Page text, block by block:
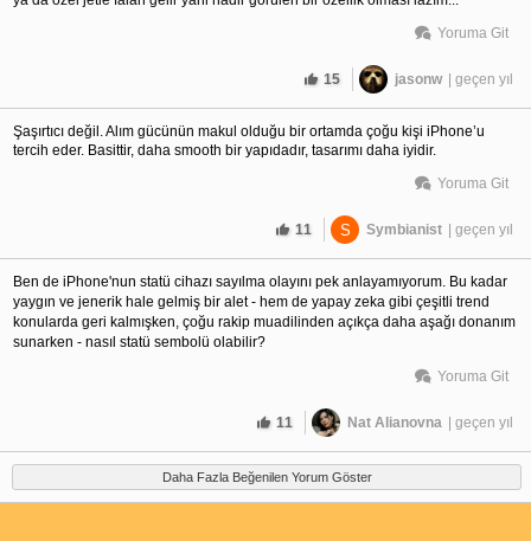
Yoruma Git
15 jasonw | geçen yıl
Şaşırtıcı değil. Alım gücünün makul olduğu bir ortamda çoğu kişi iPhone’u
tercih eder. Basittir, daha smooth bir yapıdadır, tasarımı daha iyidir.
Yoruma Git
11 S Symbianist | geçen yıl
Ben de iPhone'nun statü cihazı sayılma olayını pek anlayamıyorum. Bu kadar
yaygın ve jenerik hale gelmiş bir alet - hem de yapay zeka gibi çeşitli trend
konularda geri kalmışken, çoğu rakip muadilinden açıkça daha aşağı donanım
sunarken - nasıl statü sembolü olabilir?
Yoruma Git
11 Nat Alianovna | geçen yıl
Daha Fazla Beğenilen Yorum Göster